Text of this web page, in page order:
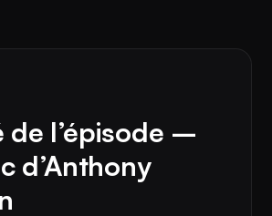
de l’épisode –
d’Anthony